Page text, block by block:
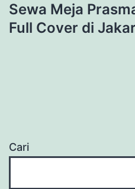
Sewa Meja
Full Cover di
Cari